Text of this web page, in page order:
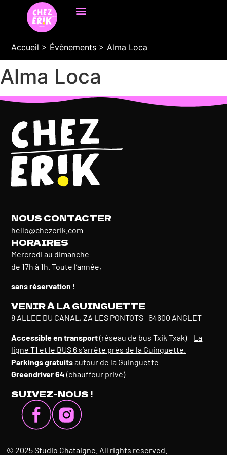
Accueil > Évènements >Alma Loca
Alma Loca
NOUS CONTACTER
hello@chezerik.com
HORAIRES
Mercredi au dimanche
de 17h à 1h. Toute l’année,
sans réservation !
VENIR À LA GUINGUETTE
8 ALLEE DU CANAL, ZA LES PONTOTS 64600 ANGLET
Accessible en transport(réseau de bus Txik Txak) La
ligne T1 et le BUS 6 s’arrête près de la Guinguette.
Parkings gratuitsautour de la Guinguette
Greendriver 64 (chauffeur privé)
SUIVEZ-NOUS !
© 2025 Studio Chataigne. All rights reserved.